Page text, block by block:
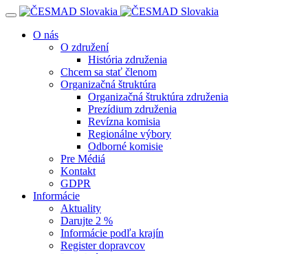
Navigácia
O nás
O združení
História združenia
Chcem sa stať členom
Organizačná štruktúra
Organizačná štruktúra združenia
Prezídium združenia
Revízna komisia
Regionálne výbory
Odborné komisie
Pre Médiá
Kontakt
GDPR
Informácie
Aktuality
Darujte 2 %
Informácie podľa krajín
Register dopravcov